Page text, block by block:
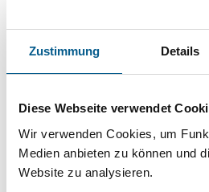
Zustimmung Details
Diese Webseite verwendet
Wir verwenden Cookies, um
Medien anbieten zu können und
Website zu analysieren.
und
Sie suchen finanzielle
Projekt oder ein Vorhaben?
direkt über unsere
Stiftungsdatenbank
Suche bitte die Groß- und